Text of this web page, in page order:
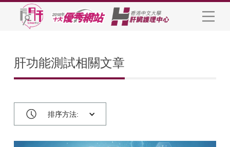
肝功能測試相關文章
排序方法: